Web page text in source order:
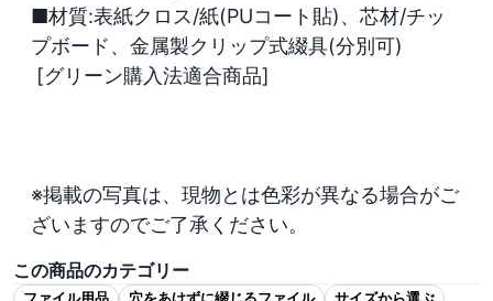
■材質:表紙クロス/紙(PUコート貼)、芯材/チッ
プボード、金属製クリップ式綴具(分別可)
※掲載の写真は、現物とは色彩が異なる場合がご
ざいますのでご了承ください。
この商品のカテゴリー